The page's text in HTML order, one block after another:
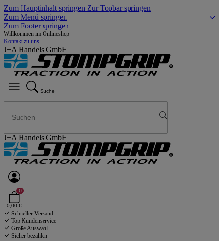
Zum Hauptinhalt springen Zur Topbar springen
Zum Menü springen
Zum Footer springen
Willkommen im Onlineshop
Kontakt zu uns
J+A Handels GmbH
Suche
J+A Handels GmbH
0
0,00 €
Schneller Versand
Top Kundenservice
Große Auswahl
Sicher bezahlen